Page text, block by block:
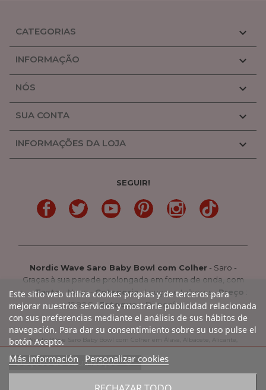
Opções de visualizaçãoexpand_more
CATEGORIAS 
INFORMAÇÃO 
NÓS 
SUA CONTA 
INFORMAÇÕES DA LOJA 
SEGUIR!
LinkedIn Gorjeio YouTube PinterestLinkedinTikTok
Nordic Wave Saro Baby Bowl com Colher- Saro -
Graças à sua parede prolongada em forma de onda, com
a...-Texto:Novo-Categoria:Louças e talheres-Preço
15.90€ -Estoque: Disponível
Este sitio web utiliza cookies propias y de terceros para
mejorar nuestros servicios y mostrarle publicidad relacionada
con sus preferencias mediante el análisis de sus hábitos de
navegación. Para dar su consentimiento sobre su uso pulse el
botón Acepto.
Más información Personalizar cookies
Nordic Wave Saro Baby Bowl com Colher em Álava, Albacete, Alicante,
Castellón, Ciudad Real, Córdoba, La Coruña, La Rioja, Cuenca, Girona,
Granada, Guadalajara, Guipúzcoa, Huelva, Huesca, Jaen, León, Lleida, Lugo,
Madrid, Málaga, Múrcia, Navarra, Orense, Palencia, Pontevedra, Rioja,